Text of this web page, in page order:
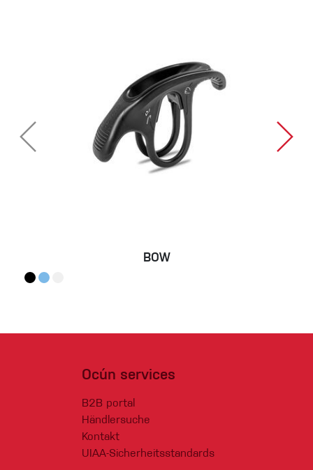
BOW
Ocún services
B2B portal
Händlersuche
Kontakt
UIAA-Sicherheitsstandards